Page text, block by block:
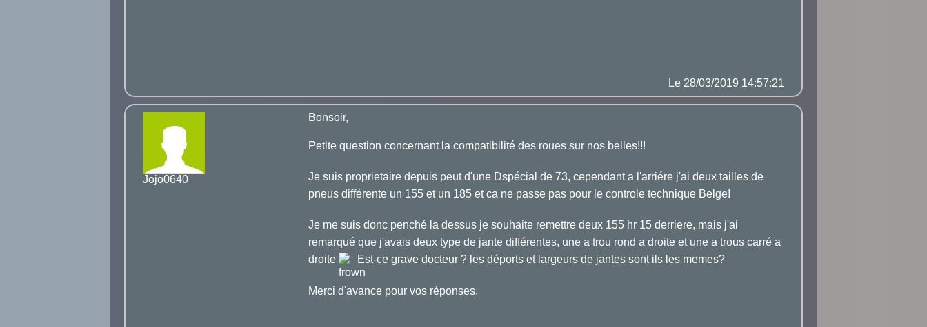
Le 28/03/2019 14:57:21
Jojo0640
Bonsoir,
Petite question concernant la compatibilité des roues sur nos belles!!!
Je suis proprietaire depuis peut d'une Dspécial de 73, cependant a l'arriére j'ai deux tailles de
pneus différente un 155 et un 185 et ca ne passe pas pour le controle technique Belge!
Je me suis donc penché la dessus je souhaite remettre deux 155 hr 15 derriere, mais j'ai
remarqué que j'avais deux type de jante différentes, une a trou rond a droite et une a trous carré a
droite
Est-ce grave docteur ? les déports et largeurs de jantes sont ils les memes?
Merci d'avance pour vos réponses.